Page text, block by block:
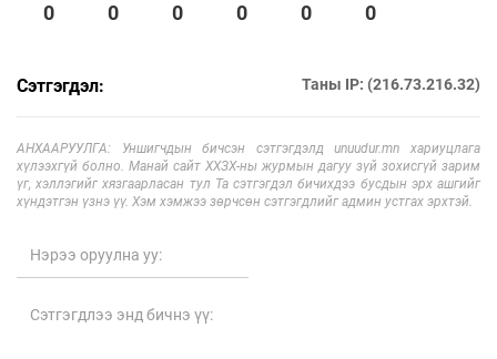
0 0 0 0 0 0
Сэтгэгдэл: Таны IP: (216.73.216.32)
АНХААРУУЛГА: Уншигчдын бичсэн сэтгэгдэлд unuudur.mn хариуцлага
хүлээхгүй болно. Манай сайт ХХЗХ-ны журмын дагуу зүй зохисгүй зарим
үг, хэллэгийг хязгаарласан тул Та сэтгэгдэл бичихдээ бусдын эрх ашгийг
хүндэтгэн үзнэ үү. Хэм хэмжээ зөрчсөн сэтгэгдлийг админ устгах эрхтэй.